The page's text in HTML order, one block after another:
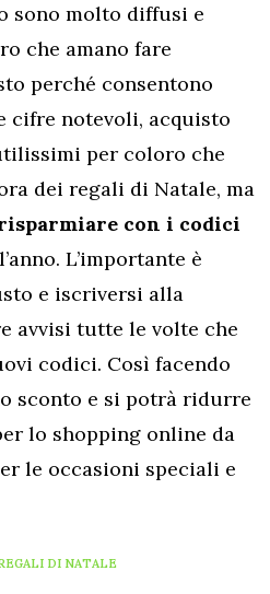
sono molto diffusi e
che amano fare
perché consentono
cifre notevoli, acquisto
per coloro che
dei regali di Natale, ma
con i codici
L’importante è
e iscriversi alla
avvisi tutte le volte che
codici. Così facendo
sconto e si potrà ridurre
lo shopping online da
le occasioni speciali e
DI NATALE